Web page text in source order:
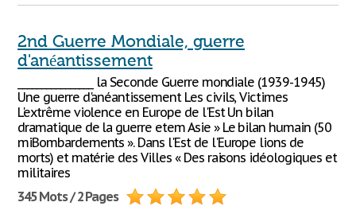
2nd Guerre Mondiale, guerre
d'anéantissement
________________ la Seconde Guerre mondiale (1939-1945)
Une guerre d'anéantissement Les civils, Victimes
L'extrême violence en Europe de l'Est Un bilan
dramatique de la guerre etem Asie » Le bilan humain (50
miBombardements ». Dans l'Est de l'Europe lions de
morts) et matérie des Villes « Des raisons idéologiques et
militaires
345 Mots / 2 Pages